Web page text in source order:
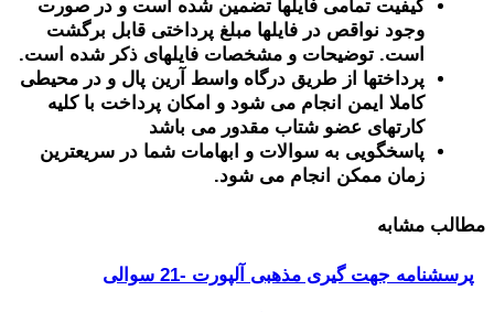
کیفیت تمامی فایلها تضمین شده است و در صورت
وجود نواقص در فایلها مبلغ پرداختی قابل برگشت
است. توضیحات و مشخصات فایلهای ذکر شده است.
پرداختها از طریق درگاه واسط آرین پال و در محیطی
کاملا ایمن انجام می شود و امکان پرداخت با کلیه
کارتهای عضو شتاب مقدور می باشد
پاسخگویی به سوالات و ابهامات شما در سریعترین
زمان ممکن انجام می شود.
مطالب مشابه
پرسشنامه جهت گیری مذهبی آلپورت -21 سوالی